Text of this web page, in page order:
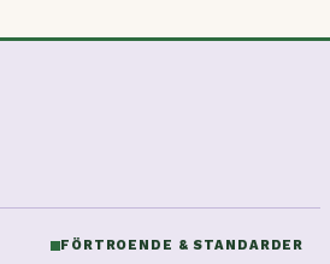
FÖRTROENDE & STANDARDER